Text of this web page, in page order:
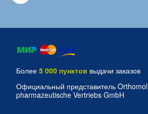
Более 5 000 пунктов выдачи заказов
Официальный представитель Orthomol
pharmazeutische Vertriebs GmbH